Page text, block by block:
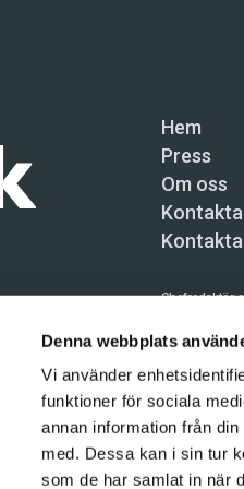
Denna webbplats
Vi använder
funktioner för sociala
annan information från
med. Dessa kan i sin tur
som de har samlat in när
Hem
Press
Om oss
Chefredaktör
Kundtjänst
Användning
tillåten.